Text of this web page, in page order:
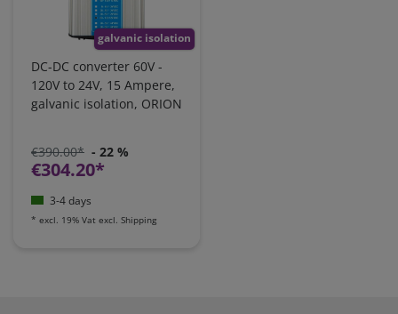
galvanic isolation
DC-DC converter 60V -
120V to 24V, 15 Ampere,
galvanic isolation, ORION
€390.00* - 22 %
€304.20*
3-4 days
* excl. 19% Vat excl. Shipping